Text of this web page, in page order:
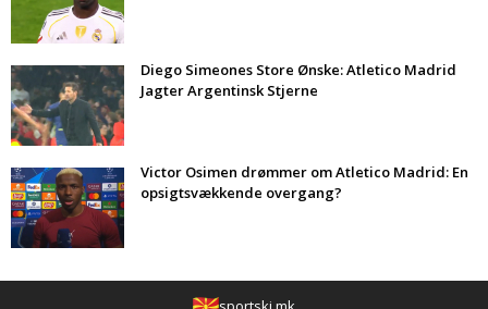
Diego Simeones Store Ønske: Atletico Madrid
Jagter Argentinsk Stjerne
Victor Osimen drømmer om Atletico Madrid: En
opsigtsvækkende overgang?